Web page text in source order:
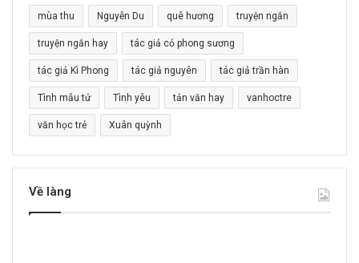
o
:
mùa thu Nguyễn Du quê hương truyện ngắn
truyện ngắn hay tác giả cỏ phong sương
tác giả Kì Phong tác giả nguyên tác giả trần hàn
Tình mẫu tử Tình yêu tản văn hay vanhoctre
văn học trẻ Xuân quỳnh
Về làng